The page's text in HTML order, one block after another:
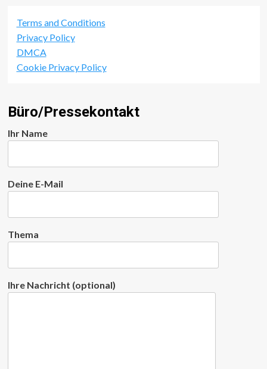
Terms and Conditions
Privacy Policy
DMCA
Cookie Privacy Policy
Büro/Pressekontakt
Ihr Name
Deine E-Mail
Thema
Ihre Nachricht (optional)